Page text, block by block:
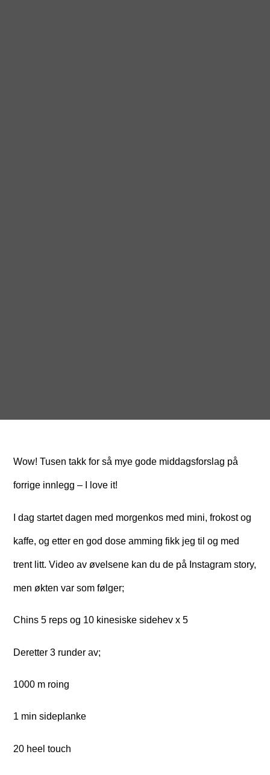
Wow! Tusen takk for så mye gode middagsforslag på
forrige innlegg – I love it!
I dag startet dagen med morgenkos med mini, frokost og
kaffe, og etter en god dose amming fikk jeg til og med
trent litt. Video av øvelsene kan du de på Instagram story,
men økten var som følger;
Chins 5 reps og 10 kinesiske sidehev x 5
Deretter 3 runder av;
1000 m roing
1 min sideplanke
20 heel touch